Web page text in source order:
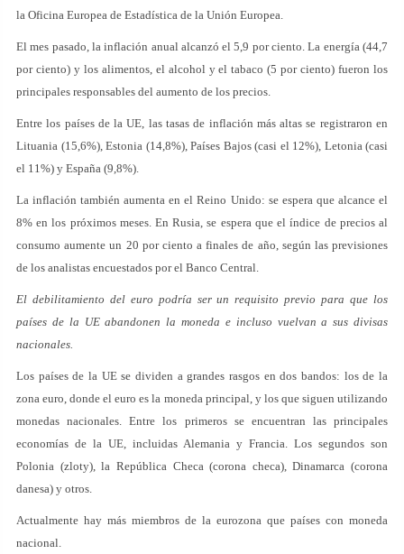
la Oficina Europea de Estadística de la Unión Europea.
El mes pasado, la inflación anual alcanzó el 5,9 por ciento. La energía (44,7
por ciento) y los alimentos, el alcohol y el tabaco (5 por ciento) fueron los
principales responsables del aumento de los precios.
Entre los países de la UE, las tasas de inflación más altas se registraron en
Lituania (15,6%), Estonia (14,8%), Países Bajos (casi el 12%), Letonia (casi
el 11%) y España (9,8%).
La inflación también aumenta en el Reino Unido: se espera que alcance el
8% en los próximos meses. En Rusia, se espera que el índice de precios al
consumo aumente un 20 por ciento a finales de año, según las previsiones
de los analistas encuestados por el Banco Central.
El debilitamiento del euro podría ser un requisito previo para que los
países de la UE abandonen la moneda e incluso vuelvan a sus divisas
nacionales.
Los países de la UE se dividen a grandes rasgos en dos bandos: los de la
zona euro, donde el euro es la moneda principal, y los que siguen utilizando
monedas nacionales. Entre los primeros se encuentran las principales
economías de la UE, incluidas Alemania y Francia. Los segundos son
Polonia (zloty), la República Checa (corona checa), Dinamarca (corona
danesa) y otros.
Actualmente hay más miembros de la eurozona que países con moneda
nacional.